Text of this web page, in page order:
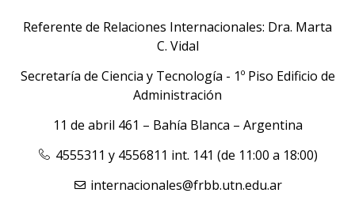
Referente de Relaciones Internacionales: Dra. Marta
C. Vidal
Secretaría de Ciencia y Tecnología - 1º Piso Edificio de
Administración
11 de abril 461 – Bahía Blanca – Argentina
4555311 y 4556811 int. 141 (de 11:00 a 18:00)
internacionales@frbb.utn.edu.ar